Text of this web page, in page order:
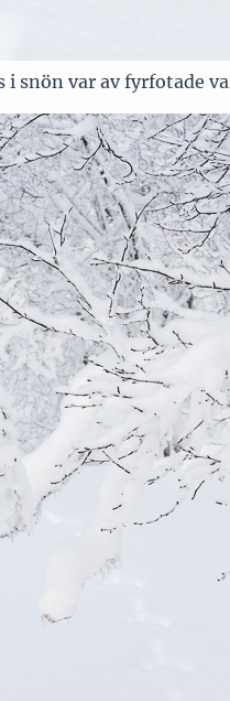
i snön var av fyrfotade